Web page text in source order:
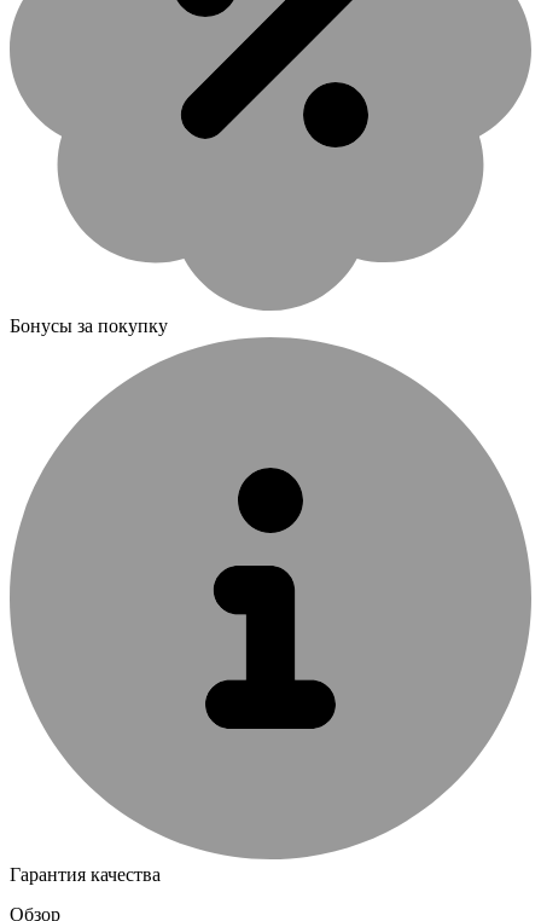
Бонусы за покупку
Гарантия качества
Обзор